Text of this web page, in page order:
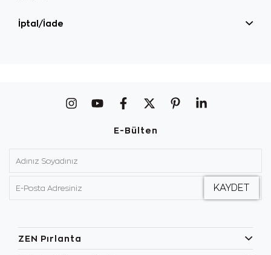
İptal/İade
E-Bülten
ZEN Pırlanta